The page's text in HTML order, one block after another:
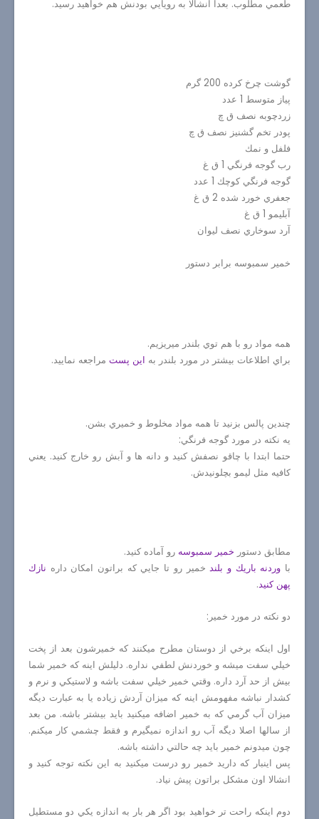
طعمي مطلوب. بعدا انشالا به رويايي بودنش هم خواهيد رسيد.
گوشت چرخ كرده 200 گرم
پياز متوسط 1 عدد
زردچوبه نصف ق چ
پودر تخم گشنيز نصف ق چ
فلفل و نمك
رب گوجه فرنگي 1 ق غ
گوجه فرنگي كوچك 1 عدد
جعفري خورد شده 2 ق غ
آبليمو 1 ق غ
آرد سوخاري نصف ليوان
خمير سمبوسه برابر دستور
همه مواد رو با هم توي بلندر ميريزيم.
براي اطلاعات بيشتر در مورد بلندر به اين پست مراجعه نماييد.
چندين پالس بزنيد تا همه مواد مخلوط و خميري بشن.
يه نكته در مورد گوجه فرنگي:
حتما ابتدا با چاقو نصفش كنيد و دانه ها و آبش رو خارج كنيد. يعني
كافيه مثل ليمو بچلونيدش.
مطابق دستور خمير سمبوسه رو آماده كنيد.
با وردنه باريك و بلند خمير رو تا جايي كه براتون امكان داره نازك
پهن كنيد.
دو نكته در مورد خمير:
اول اينكه برخي از دوستان مطرح ميكنند كه خميرشون بعد از پخت
خيلي سفت ميشه و خوردنش لطفي نداره. دليلش اينه كه خمير شما
بيش از حد آرد داره. وقتي خمير خيلي سفت باشه و لاستيكي و نرم و
كشدار نباشه مفهومش اينه كه ميزان آردش زياده يا به عبارت ديگه
ميزان آب گرمي كه به خمير اضافه ميكنيد بايد بيشتر باشه. من بعد
از سالها اصلا ديگه آب رو اندازه نميگيرم و فقط چشمي كار ميكنم.
چون ميدونم خمير بايد چه حالتي داشته باشه.
پس اينبار كه داريد خمير رو درست ميكنيد به اين نكته توجه كنيد و
انشالا اون مشكل براتون پيش نياد.
دوم اينكه راحت تر خواهيد بود اگر هر بار به اندازه يكي دو مستطيل